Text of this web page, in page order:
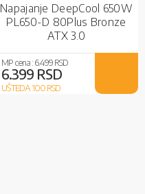
Napajanje DeepCool 650W
PL650-D 80Plus Bronze
ATX 3.0
MP cena :6.499 RSD
6.399 RSD
UŠTEDA 100RSD